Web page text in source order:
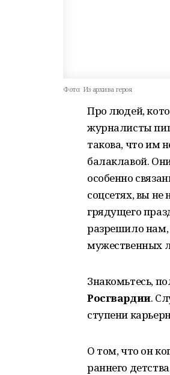
Фото: Из архива героя
Про людей,
журналисты
такова, что им
балаклавой.
особенно
соцсетях, вы не
грядущего
разрешило нам,
мужественных
Знакомьтесь,
Росгвардии.
ступени
О том, что он
раннего